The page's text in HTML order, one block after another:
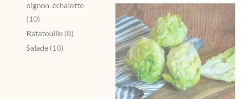
oignon-échalotte
(10)
Ratatouille(8)
Salade(10)